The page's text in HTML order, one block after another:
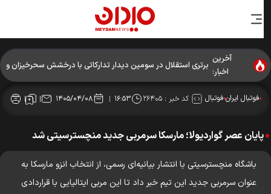
آخرین
اخبار:
برتری استقلال در سومین دیدار تدارکاتی با درخشش سحرخیزان و
آسانی
فوتبال ایرانفوتبال کد خبر : ۲۶۴۰۵ ۱۶:۵۳ ۱۴۰۵/۰۴/۰۸
پایان عصر گواردیولا؛ مارسکا سرمربی جدید منچسترسیتی شد
باشگاه منچسترسیتی با انتشار بیانیه‌ای رسمی، از انتخاب انزو مارسکا به
عنوان سرمربی جدید این تیم خبر داد تا این مربی ایتالیایی با قراردادی